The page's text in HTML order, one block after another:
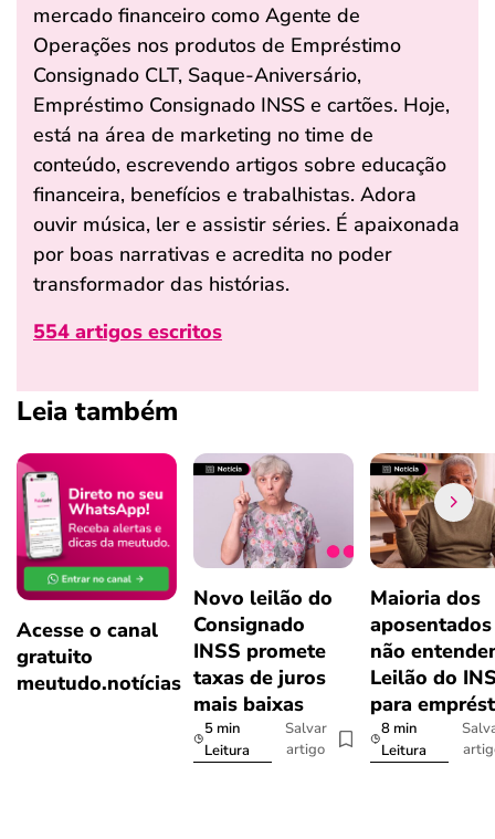
mercado financeiro como Agente de
Operações nos produtos de Empréstimo
Consignado CLT, Saque-Aniversário,
Empréstimo Consignado INSS e cartões. Hoje,
está na área de marketing no time de
conteúdo, escrevendo artigos sobre educação
financeira, benefícios e trabalhistas. Adora
ouvir música, ler e assistir séries. É apaixonada
por boas narrativas e acredita no poder
transformador das histórias.
554 artigos escritos
Leia também
Acesse o canal
gratuito
meutudo.notícias
Novo leilão do
Consignado
INSS promete
taxas de juros
mais baixas
5 min
Leitura
Salvar
artigo
Maioria dos
aposentados
não
Leilão do
para
8 min
Leitura